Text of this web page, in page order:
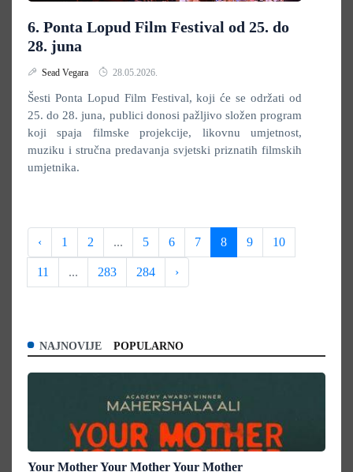
6. Ponta Lopud Film Festival od 25. do
28. juna
Sead Vegara 28.05.2026.
Šesti Ponta Lopud Film Festival, koji će se održati od
25. do 28. juna, publici donosi pažljivo složen program
koji spaja filmske projekcije, likovnu umjetnost,
muziku i stručna predavanja svjetski priznatih filmskih
umjetnika.
‹ 1 2 ... 5 6 7 8 9 10
11 ... 283 284 ›
NAJNOVIJE POPULARNO
Your Mother Your Mother Your Mother